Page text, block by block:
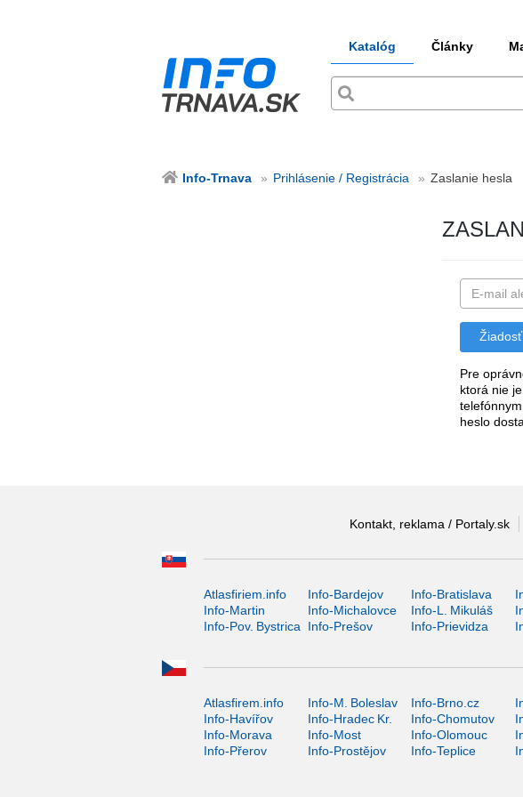
Katalóg Články
Info-Trnava Prihlásenie / Registrácia Zaslanie hesla
Pre
ktorá nie
heslo
Kontakt, reklama / Portaly.sk
Atlasfiriem.info Info-Bardejov Info-Bratislava
Info-Martin
Info-Michalovce Info-L. Mikuláš
Info-Pov. Bystrica
Info-Prešov Info-Prievidza
Atlasfirem.info Info-M. Boleslav Info-Brno.cz
Info-Havířov
Info-Hradec Kr. Info-Chomutov
Info-Morava
Info-Most Info-Olomouc
Info-Přerov
Info-Prostějov Info-Teplice